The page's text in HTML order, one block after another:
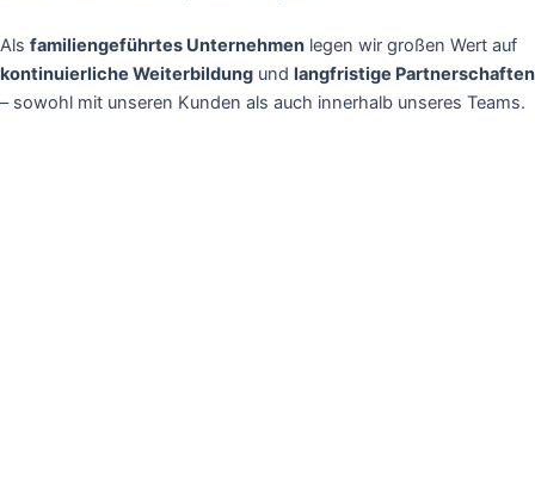
Als familiengeführtes Unternehmen legen wir großen Wert auf
kontinuierliche Weiterbildung und langfristige Partnerschaften
– sowohl mit unseren Kunden als auch innerhalb unseres Teams.